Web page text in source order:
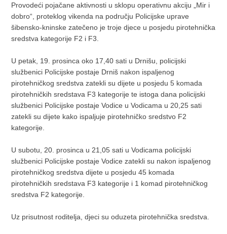
Provodeći pojačane aktivnosti u sklopu operativnu akciju „Mir i
dobro“, proteklog vikenda na području Policijske uprave
šibensko-kninske zatečeno je troje djece u posjedu pirotehnička
sredstva kategorije F2 i F3.
U petak, 19. prosinca oko 17,40 sati u Drnišu, policijski
službenici Policijske postaje Drniš nakon ispaljenog
pirotehničkog sredstva zatekli su dijete u posjedu 5 komada
pirotehničkih sredstava F3 kategorije te istoga dana policijski
službenici Policijske postaje Vodice u Vodicama u 20,25 sati
zatekli su dijete kako ispaljuje pirotehničko sredstvo F2
kategorije.
U subotu, 20. prosinca u 21,05 sati u Vodicama policijski
službenici Policijske postaje Vodice zatekli su nakon ispaljenog
pirotehničkog sredstva dijete u posjedu 45 komada
pirotehničkih sredstava F3 kategorije i 1 komad pirotehničkog
sredstva F2 kategorije.
Uz prisutnost roditelja, djeci su oduzeta pirotehnička sredstva.